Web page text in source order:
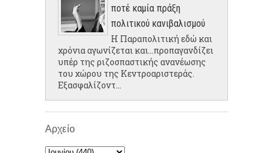
ποτέ καμία πράξη
πολιτικού κανιβαλισμού
Η Παραπολιτική εδώ και
χρόνια αγωνίζεται και...προπαγανδίζει
υπέρ της ριζοσπαστικής ανανέωσης
του χώρου της Κεντροαριστεράς.
Εξασφαλίζοντ...
Αρχείο